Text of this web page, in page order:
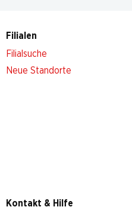
Filialen
Filialsuche
Neue Standorte
Kontakt & Hilfe